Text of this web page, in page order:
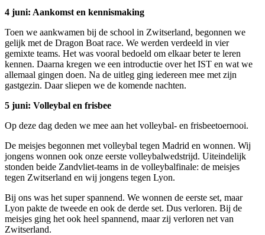
4 juni: Aankomst en kennismaking
Toen we aankwamen bij de school in Zwitserland, begonnen we
gelijk met de Dragon Boat race. We werden verdeeld in vier
gemixte teams. Het was vooral bedoeld om elkaar beter te leren
kennen. Daarna kregen we een introductie over het IST en wat we
allemaal gingen doen. Na de uitleg ging iedereen mee met zijn
gastgezin. Daar sliepen we de komende nachten.
5 juni: Volleybal en frisbee
Op deze dag deden we mee aan het volleybal- en frisbeetoernooi.
De meisjes begonnen met volleybal tegen Madrid en wonnen. Wij
jongens wonnen ook onze eerste volleybalwedstrijd. Uiteindelijk
stonden beide Zandvliet-teams in de volleybalfinale: de meisjes
tegen Zwitserland en wij jongens tegen Lyon.
Bij ons was het super spannend. We wonnen de eerste set, maar
Lyon pakte de tweede en ook de derde set. Dus verloren. Bij de
meisjes ging het ook heel spannend, maar zij verloren net van
Zwitserland.